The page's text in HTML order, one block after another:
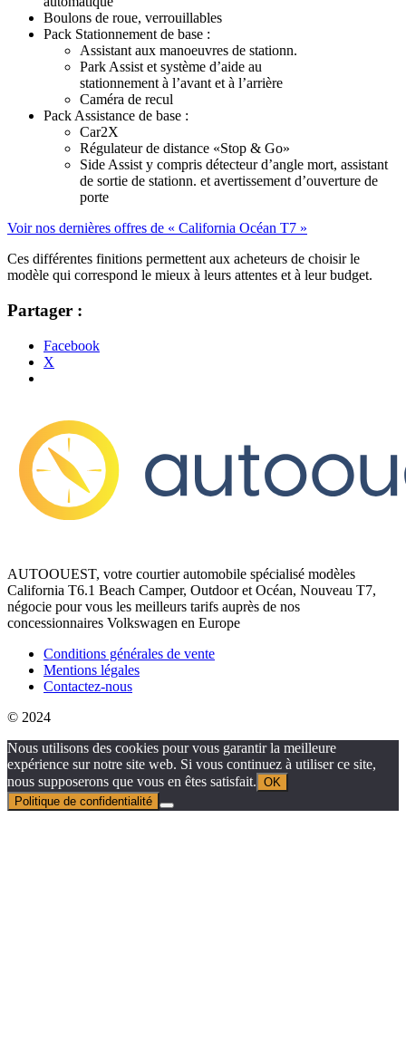
Boulons de roue, verrouillables
Pack Stationnement de base :
Assistant aux manoeuvres de stationn.
Park Assist et système d’aide au
stationnement à l’avant et à l’arrière
Caméra de recul
Pack Assistance de base :
Car2X
Régulateur de distance «Stop & Go»
Side Assist y compris détecteur d’angle mort, assistant
de sortie de stationn. et avertissement d’ouverture de
porte
Voir nos dernières offres de « California Océan T7 »
Ces différentes finitions permettent aux acheteurs de choisir le
modèle qui correspond le mieux à leurs attentes et à leur budget.
Partager :
Facebook
X
AUTOOUEST, votre courtier automobile spécialisé modèles
California T6.1 Beach Camper, Outdoor et Océan, Nouveau T7,
négocie pour vous les meilleurs tarifs auprès de nos
concessionnaires Volkswagen en Europe
Conditions générales de vente
Mentions légales
Contactez-nous
© 2024
Nous utilisons des cookies pour vous garantir la meilleure
expérience sur notre site web. Si vous continuez à utiliser ce site,
nous supposerons que vous en êtes satisfait. OK
Politique de confidentialité